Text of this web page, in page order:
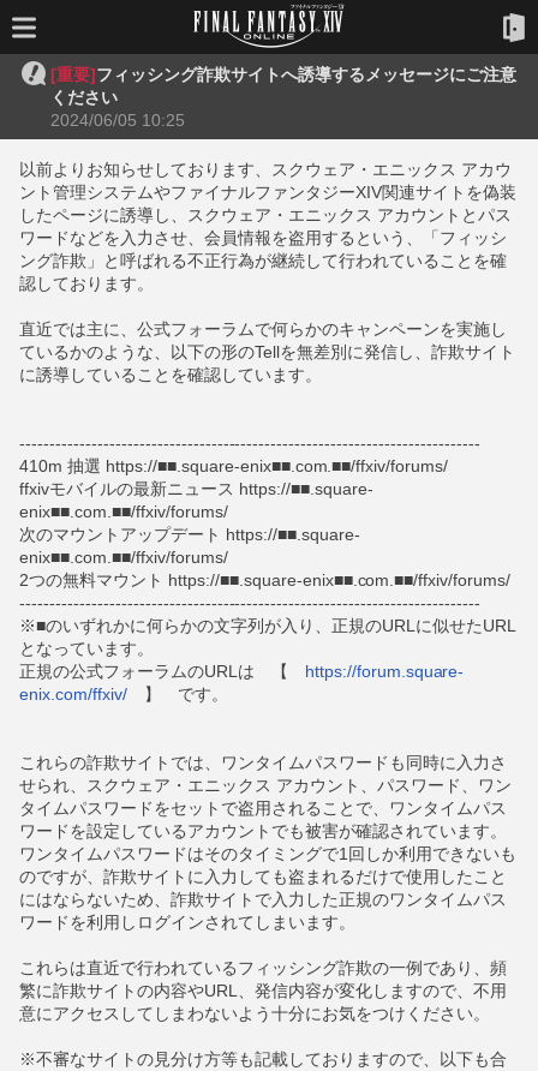
[重要]フィッシング詐欺サイトへ誘導するメッセージにご注意
ください
2024/06/05 10:25
以前よりお知らせしております、スクウェア・エニックス アカウ
ント管理システムやファイナルファンタジーXIV関連サイトを偽装
したページに誘導し、スクウェア・エニックス アカウントとパス
ワードなどを入力させ、会員情報を盗用するという、「フィッシ
ング詐欺」と呼ばれる不正行為が継続して行われていることを確
認しております。
直近では主に、公式フォーラムで何らかのキャンペーンを実施し
ているかのような、以下の形のTellを無差別に発信し、詐欺サイト
に誘導していることを確認しています。
-----------------------------------------------------------------------------
410m 抽選 https://■■.square-enix■■.com.■■/ffxiv/forums/
ffxivモバイルの最新ニュース https://■■.square-
enix■■.com.■■/ffxiv/forums/
次のマウントアップデート https://■■.square-
enix■■.com.■■/ffxiv/forums/
2つの無料マウント https://■■.square-enix■■.com.■■/ffxiv/forums/
-----------------------------------------------------------------------------
※■のいずれかに何らかの文字列が入り、正規のURLに似せたURL
となっています。
正規の公式フォーラムのURLは 【 https://forum.square-
enix.com/ffxiv/】 です。
これらの詐欺サイトでは、ワンタイムパスワードも同時に入力さ
せられ、スクウェア・エニックス アカウント、パスワード、ワン
タイムパスワードをセットで盗用されることで、ワンタイムパス
ワードを設定しているアカウントでも被害が確認されています。
ワンタイムパスワードはそのタイミングで1回しか利用できないも
のですが、詐欺サイトに入力しても盗まれるだけで使用したこと
にはならないため、詐欺サイトで入力した正規のワンタイムパス
ワードを利用しログインされてしまいます。
これらは直近で行われているフィッシング詐欺の一例であり、頻
繁に詐欺サイトの内容やURL、発信内容が変化しますので、不用
意にアクセスしてしまわないよう十分にお気をつけください。
※不審なサイトの見分け方等も記載しておりますので、以下も合